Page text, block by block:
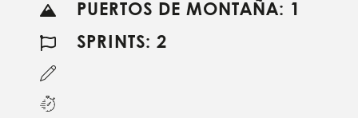
PUERTOS DE MONTAÑA: 1
SPRINTS: 2